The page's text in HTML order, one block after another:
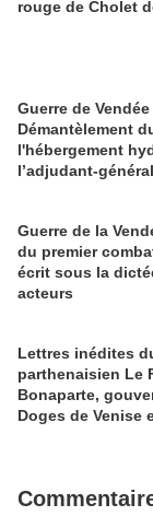
rouge de Cholet
Guerre de
Démantèlement
l'hébergement
l’adjudant-
Guerre de la
du premier
écrit sous la
acteurs
Lettres inédites
parthenaisien Le
Bonaparte,
Doges de Venise